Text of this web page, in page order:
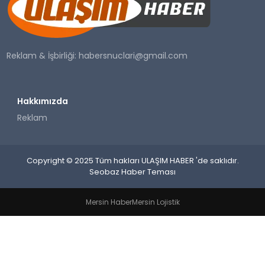
SAĞLIK
YAŞAM
Reklam & İşbirliği:habersnuclari@gmail.com
Hakkımızda
Reklam
Copyright © 2025 Tüm hakları ULAŞIM HABER 'de saklıdır.
Seobaz Haber Teması
Mersin HaberMersin Lojistik